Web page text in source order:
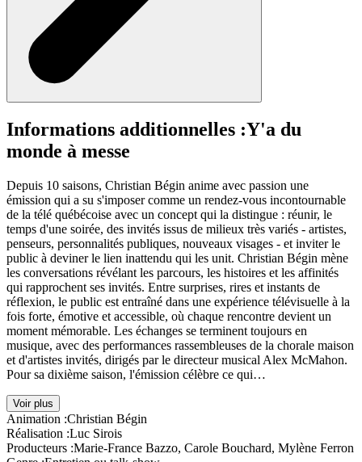
Informations additionnelles :Y'a du
monde à messe
Depuis 10 saisons, Christian Bégin anime avec passion une
émission qui a su s'imposer comme un rendez-vous incontournable
de la télé québécoise avec un concept qui la distingue : réunir, le
temps d'une soirée, des invités issus de milieux très variés - artistes,
penseurs, personnalités publiques, nouveaux visages - et inviter le
public à deviner le lien inattendu qui les unit. Christian Bégin mène
les conversations révélant les parcours, les histoires et les affinités
qui rapprochent ses invités. Entre surprises, rires et instants de
réflexion, le public est entraîné dans une expérience télévisuelle à la
fois forte, émotive et accessible, où chaque rencontre devient un
moment mémorable. Les échanges se terminent toujours en
musique, avec des performances rassembleuses de la chorale maison
et d'artistes invités, dirigés par le directeur musical Alex McMahon.
Pour sa dixième saison, l'émission célèbre ce qui…
Voir plus
Animation :Christian Bégin
Réalisation :Luc Sirois
Producteurs :Marie-France Bazzo, Carole Bouchard, Mylène Ferron